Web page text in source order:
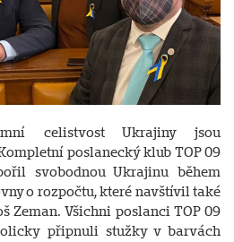
celistvost Ukrajiny jsou
poslanecký klub TOP 09
svobodnou Ukrajinu během
o rozpočtu, které navštívil také
Zeman. Všichni poslanci TOP 09
připnuli stužky v barvách